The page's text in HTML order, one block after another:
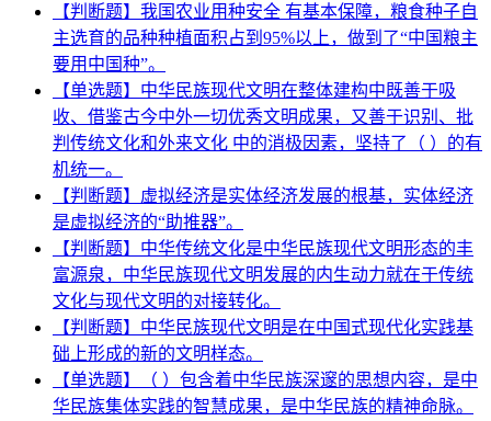
【判断题】我国农业用种安全 有基本保障，粮食种子自
主选育的品种种植面积占到95%以上，做到了“中国粮主
要用中国种”。
【单选题】中华民族现代文明在整体建构中既善于吸
收、借鉴古今中外一切优秀文明成果，又善于识别、批
判传统文化和外来文化 中的消极因素，坚持了（ ）的有
机统一。
【判断题】虚拟经济是实体经济发展的根基，实体经济
是虚拟经济的“助推器”。
【判断题】中华传统文化是中华民族现代文明形态的丰
富源泉，中华民族现代文明发展的内生动力就在于传统
文化与现代文明的对接转化。
【判断题】中华民族现代文明是在中国式现代化实践基
础上形成的新的文明样态。
【单选题】（ ）包含着中华民族深邃的思想内容，是中
华民族集体实践的智慧成果，是中华民族的精神命脉。